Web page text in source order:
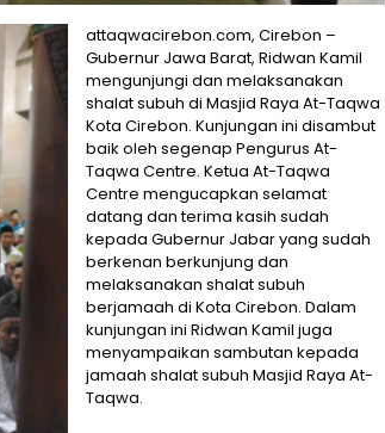
attaqwacirebon.com, Cirebon –
Gubernur Jawa Barat, Ridwan Kamil
mengunjungi dan melaksanakan
shalat subuh di Masjid Raya At-Taqwa
Kota Cirebon. Kunjungan ini disambut
baik oleh segenap Pengurus At-
Taqwa Centre. Ketua At-Taqwa
Centre mengucapkan selamat
datang dan terima kasih sudah
kepada Gubernur Jabar yang sudah
berkenan berkunjung dan
melaksanakan shalat subuh
berjamaah di Kota Cirebon. Dalam
kunjungan ini Ridwan Kamil juga
menyampaikan sambutan kepada
jamaah shalat subuh Masjid Raya At-
Taqwa.